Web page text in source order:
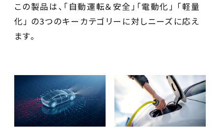
この製品は、「自動運転＆安全」「電動化」 「軽量
化」 の3つのキーカテゴリーに対しニーズに応え
ます。